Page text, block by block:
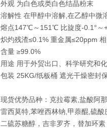
外观 为白色或类白色结晶粉末
溶解性 在甲醇中溶解,在乙醇中微
熔点147℃～151℃ 比旋度-0.1°～
炽灼残渣≤0.1% 重金属≤20ppm
含量 ≥99.0%
用途 用于外贸出口、科学研究和
包装 25KG/纸板桶 遮光干燥密封
现货优势品种：克拉霉素,盐酸阿
雷西莫特,苯唑西林钠,甲萘醌,硫
二硫苏糖醇，吉非罗齐，替加环